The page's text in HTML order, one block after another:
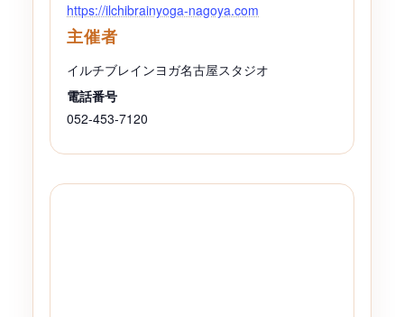
https://ilchibrainyoga-nagoya.com
主催者
イルチブレインヨガ名古屋スタジオ
電話番号
052-453-7120